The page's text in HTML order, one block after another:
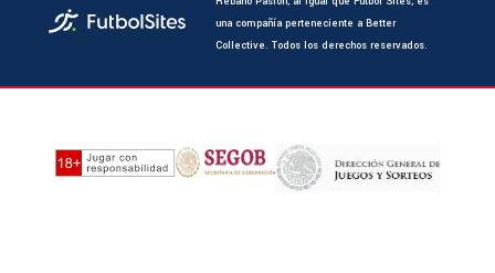
una compañía perteneciente a Better
Collective. Todos los derechos reservados.